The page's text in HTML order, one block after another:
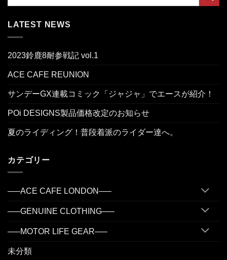
LATEST NEWS
2023鈴鹿8耐参戦記 vol.1
ACE CAFE REUNION
サンデーGX連載コミック「ジャジャ」でエースが紹介！
POi DESIGNS製品価格改定のお知らせ
夏のライディング！普段着派のライダー達へ。
カテゴリー
—–ACE CAFE LONDON—–
—–GENUINE CLOTHING—–
—–MOTOR LIFE GEAR—–
未分類